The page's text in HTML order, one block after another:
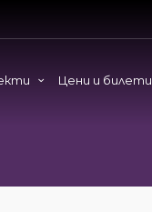
Цени и билети